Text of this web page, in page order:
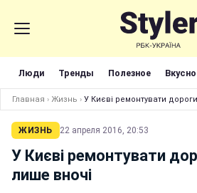
Люди Тренды Полезное Вкусно
Главная › Жизнь › У Києві ремонтувати
ЖИЗНЬ 22 апреля 2016, 20:53
У Києві ремонтувати
лише вночі